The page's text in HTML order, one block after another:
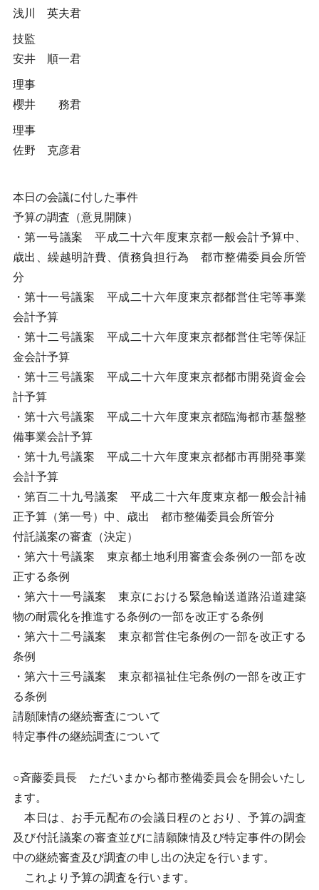
浅川 英夫君
技監
安井 順一君
理事
櫻井 務君
理事
佐野 克彦君
本日の会議に付した事件
予算の調査（意見開陳）
・第一号議案 平成二十六年度東京都一般会計予算中、
歳出、繰越明許費、債務負担行為 都市整備委員会所管
分
・第十一号議案 平成二十六年度東京都都営住宅等事業
会計予算
・第十二号議案 平成二十六年度東京都都営住宅等保証
金会計予算
・第十三号議案 平成二十六年度東京都都市開発資金会
計予算
・第十六号議案 平成二十六年度東京都臨海都市基盤整
備事業会計予算
・第十九号議案 平成二十六年度東京都都市再開発事業
会計予算
・第百二十九号議案 平成二十六年度東京都一般会計補
正予算（第一号）中、歳出 都市整備委員会所管分
付託議案の審査（決定）
・第六十号議案 東京都土地利用審査会条例の一部を改
正する条例
・第六十一号議案 東京における緊急輸送道路沿道建築
物の耐震化を推進する条例の一部を改正する条例
・第六十二号議案 東京都営住宅条例の一部を改正する
条例
・第六十三号議案 東京都福祉住宅条例の一部を改正す
る条例
請願陳情の継続審査について
特定事件の継続調査について
○斉藤委員長 ただいまから都市整備委員会を開会いたし
ます。
本日は、お手元配布の会議日程のとおり、予算の調査
及び付託議案の審査並びに請願陳情及び特定事件の閉会
中の継続審査及び調査の申し出の決定を行います。
これより予算の調査を行います。